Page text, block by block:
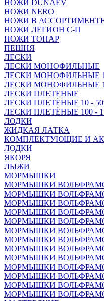
НОЖИ DUNAEV
НОЖИ NERO
НОЖИ В
НОЖИ ЛЕГИОН С-П
НОЖИ ТОНАР
ПЕШНЯ
ЛЕСКИ
ЛЕСКИ МОНОФИЛЬНЫЕ
ЛЕСКИ МОНОФИЛЬНЫЕ
ЛЕСКИ МОНОФИЛЬНЫЕ
ЛЕСКИ ПЛЕТЕНЫЕ
ЛЕСКИ ПЛЕТЁНЫЕ 10 -
ЛЕСКИ ПЛЕТЁНЫЕ 100 -
ЛОДКИ
ЖИДКАЯ ЛАТКА
КОМПЛЕКТУЮЩИЕ И
ЛОДКИ
ЯКОРЯ
ЛЫЖИ
МОРМЫШКИ
МОРМЫШКИ
МОРМЫШКИ
МОРМЫШКИ
МОРМЫШКИ
МОРМЫШКИ
МОРМЫШКИ
МОРМЫШКИ
МОРМЫШКИ
МОРМЫШКИ
МОРМЫШКИ
МОРМЫШКИ
МОРМЫШКИ
МОРМЫШКИ